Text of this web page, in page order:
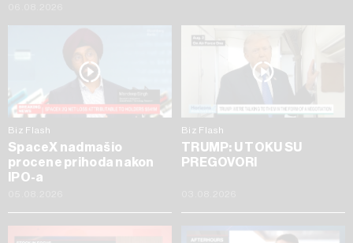
Biz Flash
SpaceX nadmašio
procene prihoda nakon
IPO-a
Biz Flash
TRUMP: U TOKU SU
PREGOVORI